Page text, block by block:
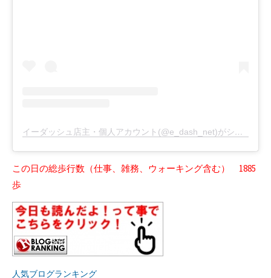
イーダッシュ店主・個人アカウント(@e_dash_net)がシェアした投稿
この日の総歩行数（仕事、雑務、ウォーキング含む） 1885
歩
人気ブログランキング